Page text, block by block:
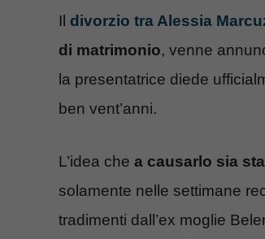
Il divorzio tra Alessia
di matrimonio, venne
la presentatrice diede
ben vent’anni.
L’idea che a causarlo sia
solamente nelle settimane
tradimenti dall’ex moglie